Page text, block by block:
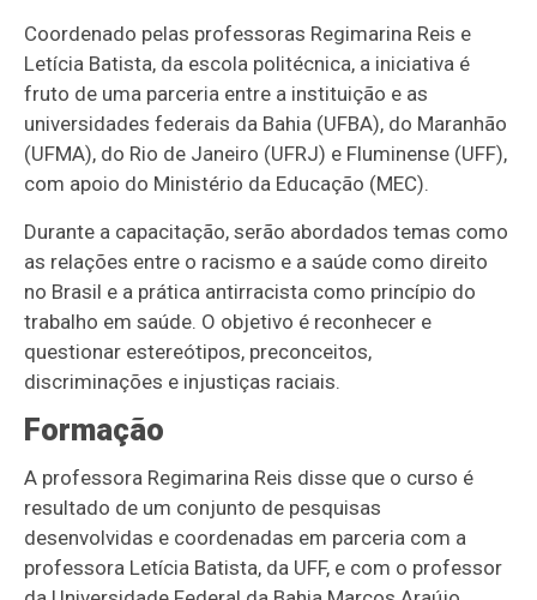
Coordenado pelas professoras Regimarina Reis e
Letícia Batista, da escola politécnica, a iniciativa é
fruto de uma parceria entre a instituição e as
universidades federais da Bahia (UFBA), do Maranhão
(UFMA), do Rio de Janeiro (UFRJ) e Fluminense (UFF),
com apoio do Ministério da Educação (MEC).
Durante a capacitação, serão abordados temas como
as relações entre o racismo e a saúde como direito
no Brasil e a prática antirracista como princípio do
trabalho em saúde. O objetivo é reconhecer e
questionar estereótipos, preconceitos,
discriminações e injustiças raciais.
Formação
A professora Regimarina Reis disse que o curso é
resultado de um conjunto de pesquisas
desenvolvidas e coordenadas em parceria com a
professora Letícia Batista, da UFF, e com o professor